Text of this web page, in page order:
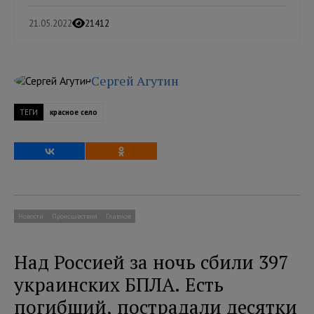
21.05.2022 21412
Сергей Агутин
ТЕГИ красное село
Новости Происшествия Главное
Над Россией за ночь сбили 397
украинских БПЛА. Есть
погибший, пострадали десятки